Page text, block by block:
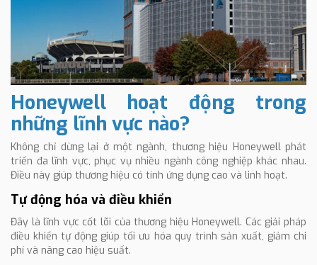
Honeywell hoạt động trong
những lĩnh vực nào?
Không chỉ dừng lại ở một ngành, thương hiệu Honeywell phát
triển đa lĩnh vực, phục vụ nhiều ngành công nghiệp khác nhau.
Điều này giúp thương hiệu có tính ứng dụng cao và linh hoạt.
Tự động hóa và điều khiển
Đây là lĩnh vực cốt lõi của thương hiệu Honeywell. Các giải pháp
điều khiển tự động giúp tối ưu hóa quy trình sản xuất, giảm chi
phí và nâng cao hiệu suất.